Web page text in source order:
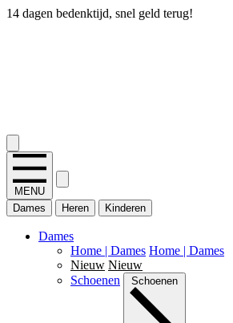
14 dagen bedenktijd, snel geld terug!
MENU
Dames
Heren Kinderen
Dames
Home | Dames Home | Dames
Nieuw Nieuw
Schoenen
Schoenen